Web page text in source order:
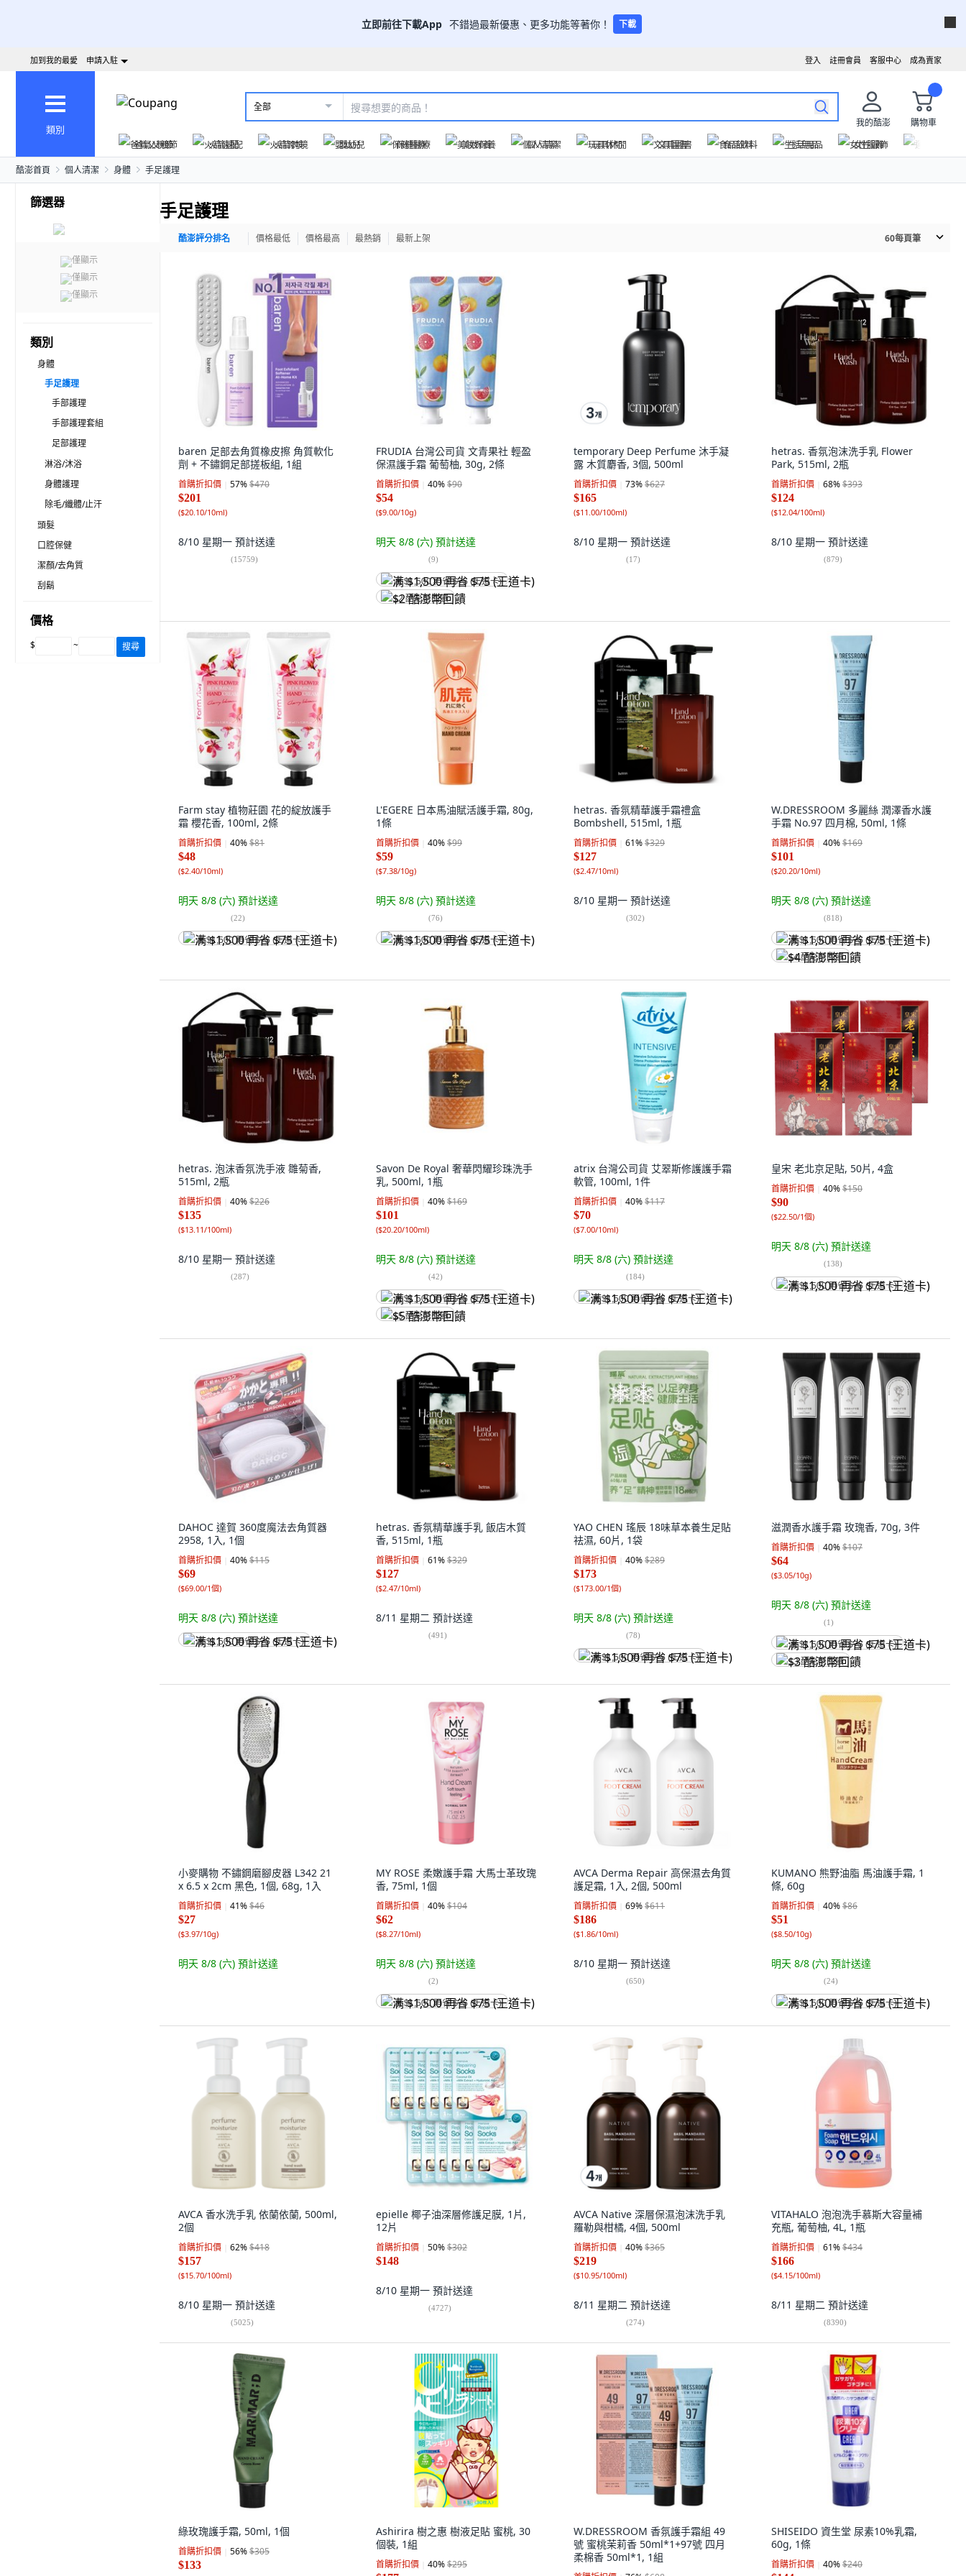
立即前往下載App 不錯過最新優惠、更多功能等著你！ 下載
成為賣家
客服中心
註冊會員
登入
加到我的最愛 申請入駐
類別
全部
我的酷澎
購物車
爸氣父親節
火箭速配 火箭跨境 嬰幼兒 保健醫療 美妝保養 個人清潔 玩具休閒 文具圖書 食品飲料 生活用品 女性服飾
酷澎首頁 個人清潔 身體 手足護理
篩選器
僅顯示
僅顯示
僅顯示
類別
身體
手足護理
手部護理
手部護理套組
足部護理
淋浴/沐浴
身體護理
除毛/纖體/止汗
頭髮
口腔保健
潔顏/去角質
刮鬍
價格
$ ~ 搜尋
手足護理
酷澎評分排名 價格最低 價格最高 最熱銷 最新上架 60每頁筆
baren 足部去角質橡皮擦 角質軟化
劑 + 不鏽鋼足部搓板組, 1組
首購折扣價 57%$470
$201
($20.10/10ml)
8/10 星期一 預計送達
(15759)
FRUDIA 台灣公司貨 文青果社 輕盈
保濕護手霜 葡萄柚, 30g, 2條
首購折扣價 40%$90
$54
($9.00/10g)
明天 8/8 (六) 預計送達
(9)
满 $1,500 再省 $75 (王道卡)
$2 酷澎幣回饋
temporary Deep Perfume 沐手凝
露 木質麝香, 3個, 500ml
首購折扣價 73%$627
$165
($11.00/100ml)
8/10 星期一 預計送達
(17)
hetras. 香氛泡沫洗手乳 Flower
Park, 515ml, 2瓶
首購折扣價 68%$393
$124
($12.04/100ml)
8/10 星期一 預計送達
(879)
Farm stay 植物莊園 花的綻放護手
霜 櫻花香, 100ml, 2條
首購折扣價 40%$81
$48
($2.40/10ml)
明天 8/8 (六) 預計送達
(22)
满 $1,500 再省 $75 (王道卡)
L'EGERE 日本馬油賦活護手霜, 80g,
1條
首購折扣價 40%$99
$59
($7.38/10g)
明天 8/8 (六) 預計送達
(76)
满 $1,500 再省 $75 (王道卡)
hetras. 香氛精華護手霜禮盒
Bombshell, 515ml, 1瓶
首購折扣價 61%$329
$127
($2.47/10ml)
8/10 星期一 預計送達
(302)
W.DRESSROOM 多麗絲 潤澤香水護
手霜 No.97 四月棉, 50ml, 1條
首購折扣價 40%$169
$101
($20.20/10ml)
明天 8/8 (六) 預計送達
(818)
满 $1,500 再省 $75 (王道卡)
$4 酷澎幣回饋
hetras. 泡沫香氛洗手液 雛菊香,
515ml, 2瓶
首購折扣價 40%$226
$135
($13.11/100ml)
8/10 星期一 預計送達
(287)
Savon De Royal 奢華閃耀珍珠洗手
乳, 500ml, 1瓶
首購折扣價 40%$169
$101
($20.20/100ml)
明天 8/8 (六) 預計送達
(42)
满 $1,500 再省 $75 (王道卡)
$5 酷澎幣回饋
atrix 台灣公司貨 艾翠斯修護護手霜
軟管, 100ml, 1件
首購折扣價 40%$117
$70
($7.00/10ml)
明天 8/8 (六) 預計送達
(184)
满 $1,500 再省 $75 (王道卡)
皇宋 老北京足貼, 50片, 4盒
首購折扣價 40%$150
$90
($22.50/1個)
明天 8/8 (六) 預計送達
(138)
满 $1,500 再省 $75 (王道卡)
DAHOC 達賀 360度魔法去角質器
2958, 1入, 1個
首購折扣價 40%$115
$69
($69.00/1個)
明天 8/8 (六) 預計送達
满 $1,500 再省 $75 (王道卡)
hetras. 香氛精華護手乳 飯店木質
香, 515ml, 1瓶
首購折扣價 61%$329
$127
($2.47/10ml)
8/11 星期二 預計送達
(491)
YAO CHEN 瑤辰 18味草本養生足貼
祛濕, 60片, 1袋
首購折扣價 40%$289
$173
($173.00/1個)
明天 8/8 (六) 預計送達
(78)
满 $1,500 再省 $75 (王道卡)
滋潤香水護手霜 玫瑰香, 70g, 3件
首購折扣價 40%$107
$64
($3.05/10g)
明天 8/8 (六) 預計送達
(1)
满 $1,500 再省 $75 (王道卡)
$3 酷澎幣回饋
小麥購物 不鏽鋼磨腳皮器 L342 21
x 6.5 x 2cm 黑色, 1個, 68g, 1入
首購折扣價 41%$46
$27
($3.97/10g)
明天 8/8 (六) 預計送達
MY ROSE 柔嫩護手霜 大馬士革玫瑰
香, 75ml, 1個
首購折扣價 40%$104
$62
($8.27/10ml)
明天 8/8 (六) 預計送達
(2)
满 $1,500 再省 $75 (王道卡)
AVCA Derma Repair 高保濕去角質
護足霜, 1入, 2個, 500ml
首購折扣價 69%$611
$186
($1.86/10ml)
8/10 星期一 預計送達
(650)
KUMANO 熊野油脂 馬油護手霜, 1
條, 60g
首購折扣價 40%$86
$51
($8.50/10g)
明天 8/8 (六) 預計送達
(24)
满 $1,500 再省 $75 (王道卡)
AVCA 香水洗手乳 依蘭依蘭, 500ml,
2個
首購折扣價 62%$418
$157
($15.70/100ml)
8/10 星期一 預計送達
(5025)
epielle 椰子油深層修護足膜, 1片,
12片
首購折扣價 50%$302
$148
8/10 星期一 預計送達
(4727)
AVCA Native 深層保濕泡沫洗手乳
羅勒與柑橘, 4個, 500ml
首購折扣價 40%$365
$219
($10.95/100ml)
8/11 星期二 預計送達
(274)
VITAHALO 泡泡洗手慕斯大容量補
充瓶, 葡萄柚, 4L, 1瓶
首購折扣價 61%$434
$166
($4.15/100ml)
8/11 星期二 預計送達
(8390)
綠玫瑰護手霜, 50ml, 1個
首購折扣價 56%$305
$133
Ashirira 樹之惠 樹液足貼 蜜桃, 30
個裝, 1組
首購折扣價 40%$295
W.DRESSROOM 香氛護手霜組 49
號 蜜桃茉莉香 50ml*1+97號 四月
柔棉香 50ml*1, 1組
SHISEIDO 資生堂 尿素10%乳霜,
60g, 1條
首購折扣價 40%$240